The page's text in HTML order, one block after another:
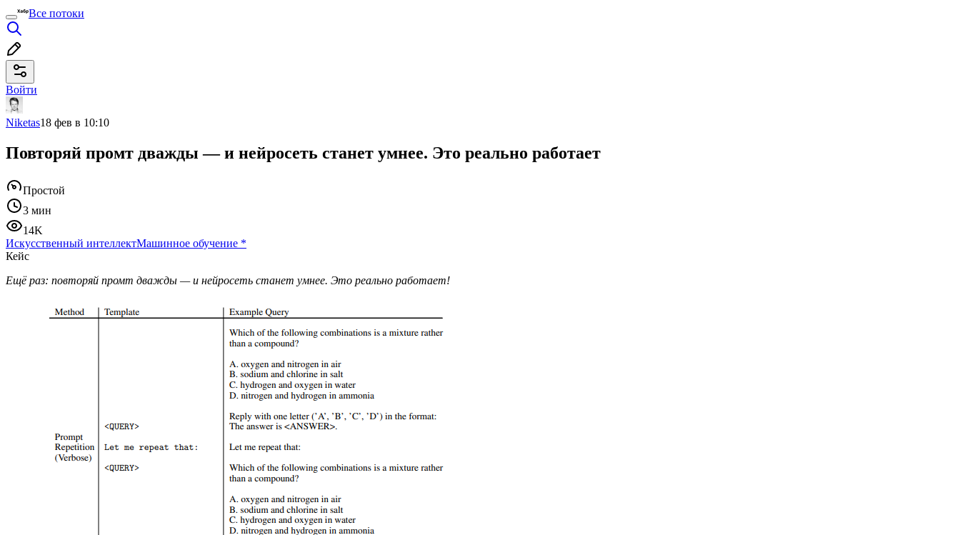
Все потоки
Войти
Niketas18 фев в 10:10
Повторяй промт дважды — и нейросеть станет умнее. Это реально работает
Простой
3 мин
14K
Искусственный интеллектМашинное обучение *
Кейс
Ещё раз: повторяй промт дважды — и нейросеть станет умнее. Это реально работает!